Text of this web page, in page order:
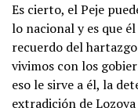
Es cierto, el Peje
lo nacional y es que
recuerdo del
vivimos con los
eso le sirve a él, la
extradición de Lozoya